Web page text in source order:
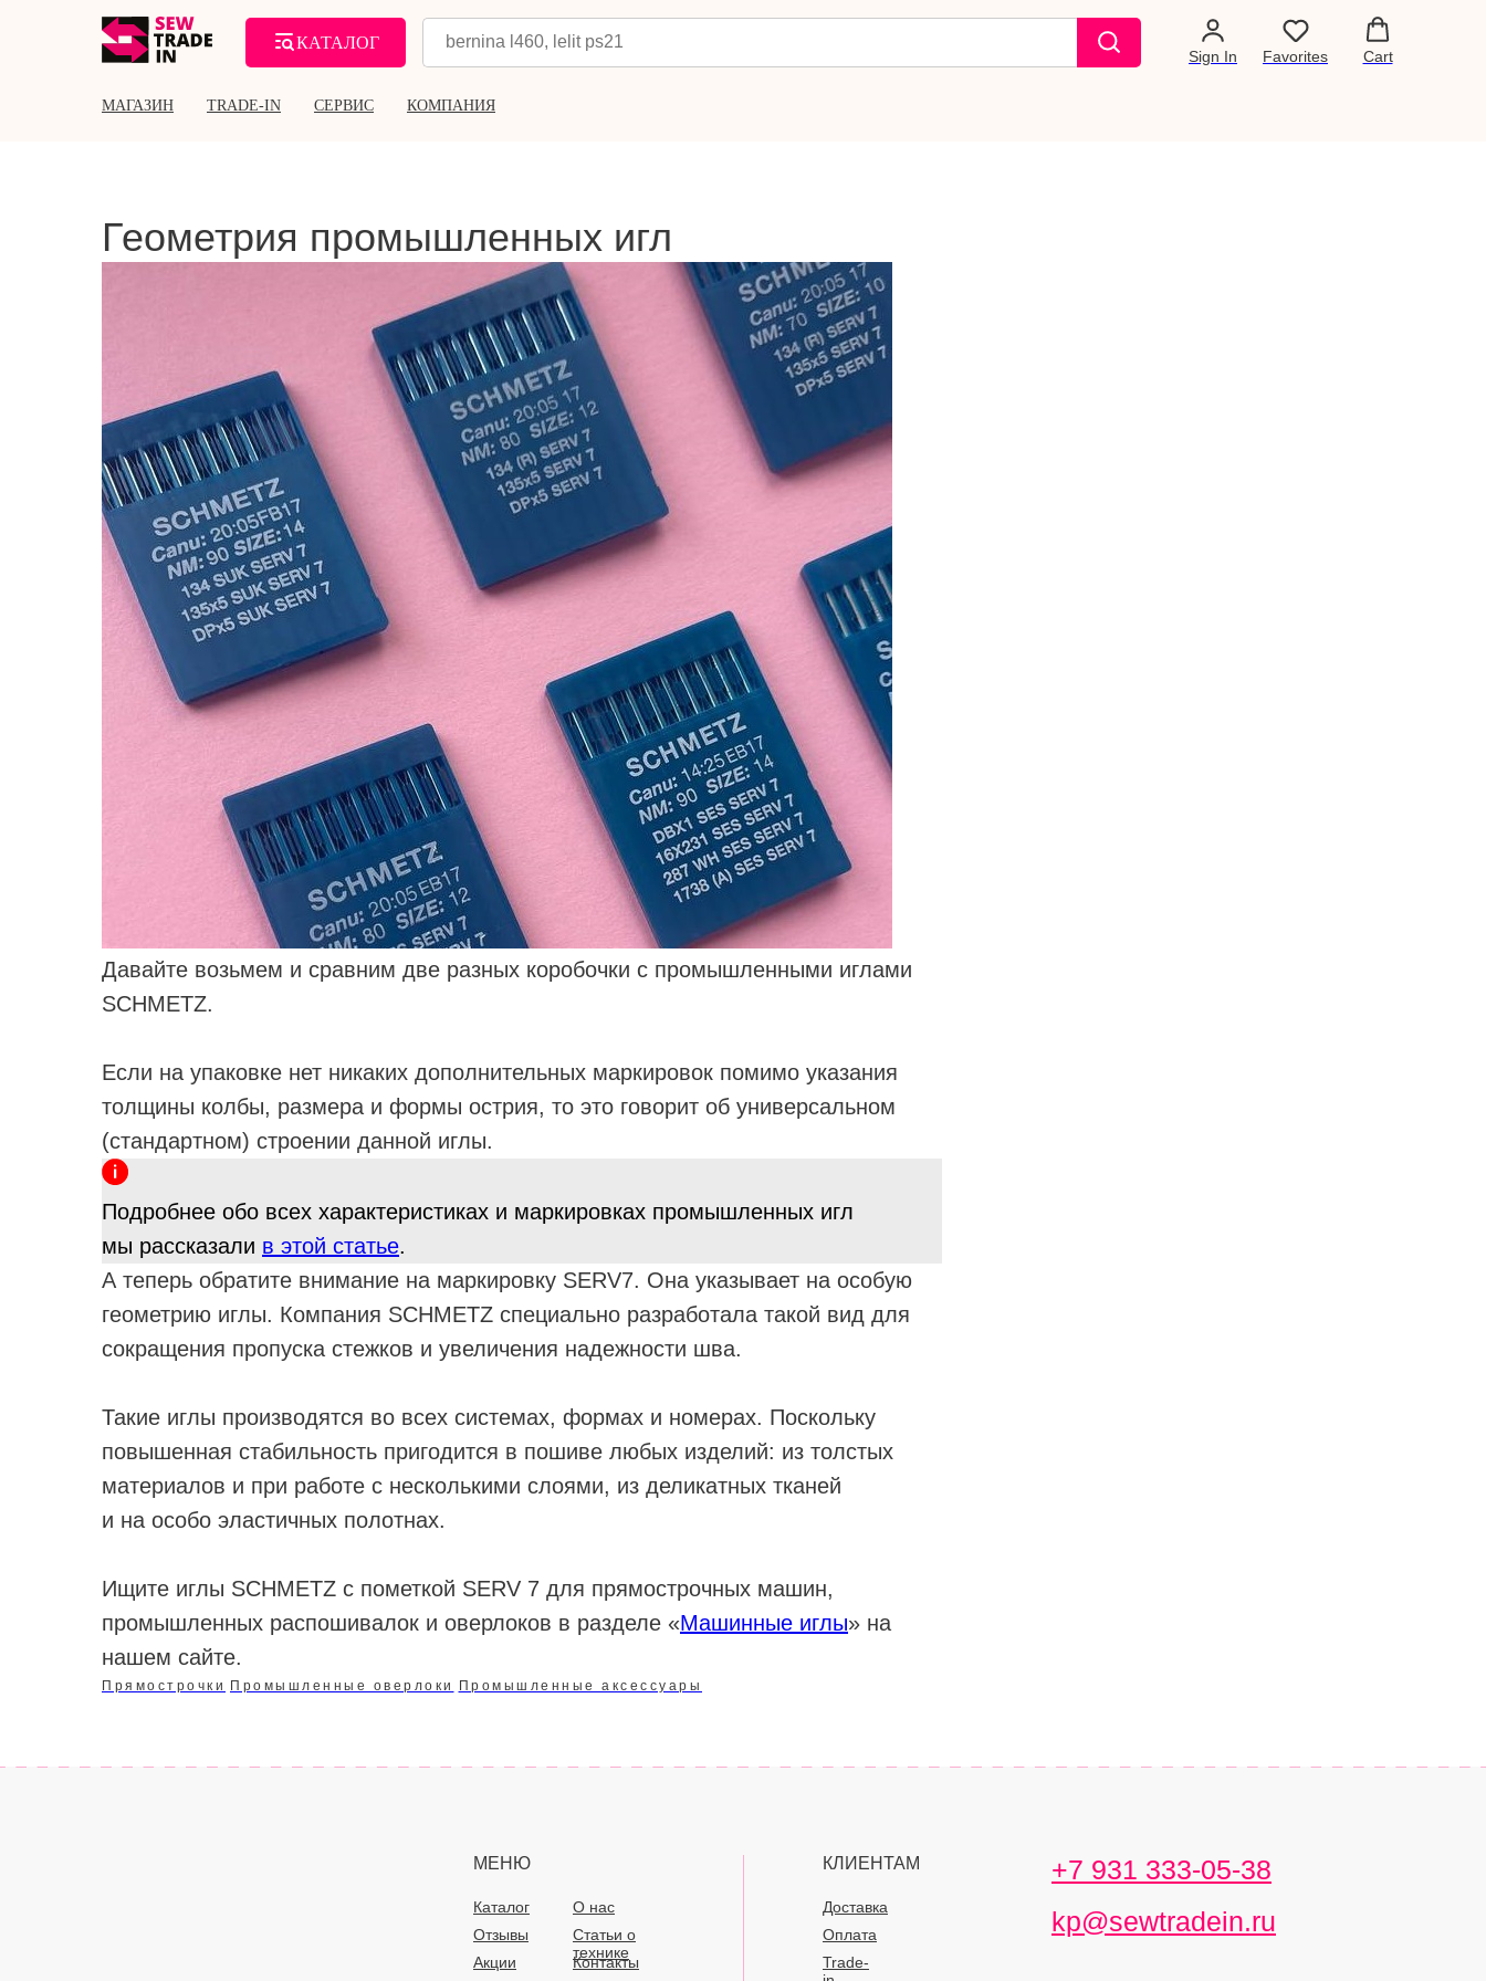
КАТАЛОГ
Sign In Favorites Cart
МАГАЗИН TRADE-IN СЕРВИС КОМПАНИЯ
Геометрия промышленных игл
Давайте возьмем и сравним две разных коробочки с промышленными иглами
SCHMETZ.
Если на упаковке нет никаких дополнительных маркировок помимо указания
толщины колбы, размера и формы острия, то это говорит об универсальном
(стандартном) строении данной иглы.
Подробнее обо всех характеристиках и маркировках промышленных игл
мы рассказали в этой статье.
А теперь обратите внимание на маркировку SERV7. Она указывает на особую
геометрию иглы. Компания SCHMETZ специально разработала такой вид для
сокращения пропуска стежков и увеличения надежности шва.
Такие иглы производятся во всех системах, формах и номерах. Поскольку
повышенная стабильность пригодится в пошиве любых изделий: из толстых
материалов и при работе с несколькими слоями, из деликатных тканей
и на особо эластичных полотнах.
Ищите иглы SCHMETZ с пометкой SERV 7 для прямострочных машин,
промышленных распошивалок и оверлоков в разделе «Машинные иглы» на
нашем сайте.
Прямострочки Промышленные оверлоки Промышленные аксессуары
МЕНЮ КЛИЕНТАМ
Каталог О нас
Доставка
Статьи о
технике
Оплата
Отзывы
Акции
Контакты
Trade-
+7 931 333-05-38
kp@sewtradein.ru